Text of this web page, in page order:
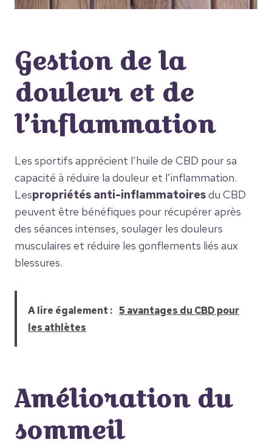
Gestion de la
douleur et de
l’inflammation
Les sportifs apprécient l’huile de CBD pour sa
capacité à réduire la douleur et l’inflammation.
Lespropriétés anti-inflammatoiresdu CBD
peuvent être bénéfiques pour récupérer après
des séances intenses, soulager les douleurs
musculaires et réduire les gonflements liés aux
blessures.
A lire également : 5 avantages du CBD pour
les athlètes
Amélioration du
sommeil